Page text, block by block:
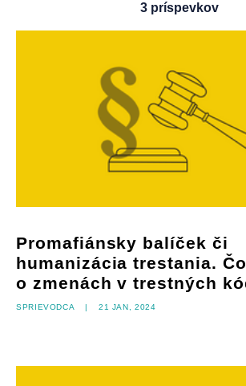
3 príspevkov
Promafiánsky balíček či
humanizácia trestania.
o zmenách v trestných
Sprievodca | 21 jan, 2024